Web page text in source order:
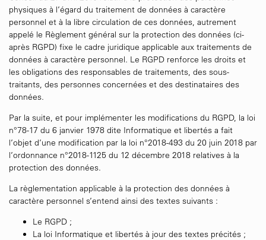
physiques à l’égard du traitement de données à caractère
personnel et à la libre circulation de ces données, autrement
appelé le Règlement général sur la protection des données (ci-
après RGPD) fixe le cadre juridique applicable aux traitements de
données à caractère personnel. Le RGPD renforce les droits et
les obligations des responsables de traitements, des sous-
traitants, des personnes concernées et des destinataires des
données.
Par la suite, et pour implémenter les modifications du RGPD, la loi
n°78-17 du 6 janvier 1978 dite Informatique et libertés a fait
l’objet d’une modification par la loi n°2018-493 du 20 juin 2018 par
l’ordonnance n°2018-1125 du 12 décembre 2018 relatives à la
protection des données.
La règlementation applicable à la protection des données à
caractère personnel s’entend ainsi des textes suivants :
Le RGPD ;
La loi Informatique et libertés à jour des textes précités ;